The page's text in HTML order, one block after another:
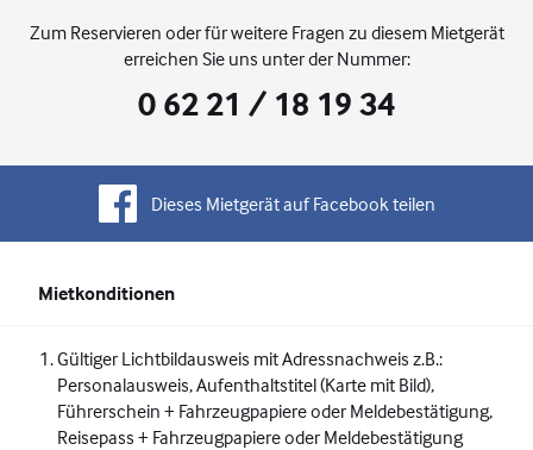
Zum Reservieren oder für weitere Fragen zu diesem Mietgerät
erreichen Sie uns unter der Nummer:
0 62 21 / 18 19 34
Dieses Mietgerät auf Facebook teilen
Mietkonditionen
Gültiger Lichtbildausweis mit Adressnachweis z.B.:
Personalausweis, Aufenthaltstitel (Karte mit Bild),
Führerschein + Fahrzeugpapiere oder Meldebestätigung,
Reisepass + Fahrzeugpapiere oder Meldebestätigung